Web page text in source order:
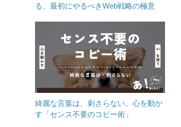
る、最初にやるべきWeb戦略の極意
綺麗な言葉は、刺さらない。心を動か
す「センス不要のコピー術」